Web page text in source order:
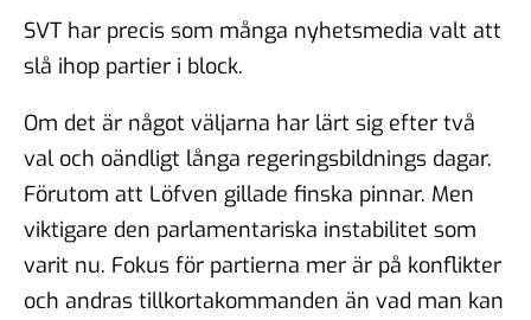
SVT har precis som många nyhetsmedia valt att
slå ihop partier i block.
Om det är något väljarna har lärt sig efter två
val och oändligt långa regeringsbildnings dagar.
Förutom att Löfven gillade finska pinnar. Men
viktigare den parlamentariska instabilitet som
varit nu. Fokus för partierna mer är på konflikter
och andras tillkortakommanden än vad man kan